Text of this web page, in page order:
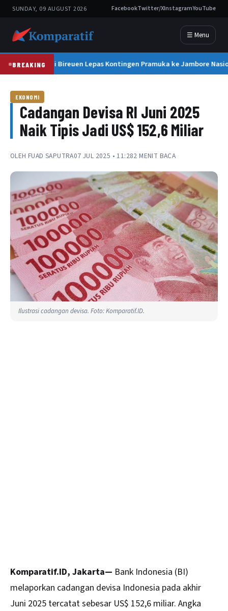
SUNDAY, 09 AUGUST 2026 FacebookTwitter/XInstagramYouTube
☰ Menu
BREAKINGBupati Bireuen Lepas Kontingen Pramuka ke Jambore
EKONOMI
Cadangan Devisa RI Juni 2025
Naik Tipis Jadi US$ 152,6 Miliar
OLEH FUAD SAPUTRA07 JUL 2025 • 11:282 MENIT BACA
Ilustrasi cadangan devisa. Foto: Komparatif.ID.
Komparatif.ID, Jakarta— Bank Indonesia (BI)
melaporkan cadangan devisa Indonesia pada akhir
Juni 2025 tercatat sebesar US$ 152,6 miliar. Angka